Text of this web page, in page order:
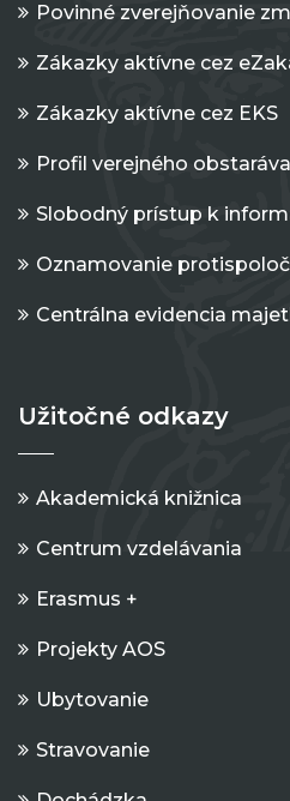
Povinné zverejňovanie
Zákazky aktívne cez
Zákazky aktívne cez EKS
Profil verejného
Slobodný prístup k
Oznamovanie
Centrálna evidencia
Užitočné odkazy
Akademická knižnica
Centrum vzdelávania
Erasmus +
Projekty AOS
Ubytovanie
Stravovanie